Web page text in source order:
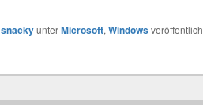
snackyunterMicrosoft, Windows